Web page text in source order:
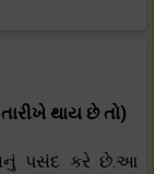
થાય છે તો)
પસંદ કરે છે.આ